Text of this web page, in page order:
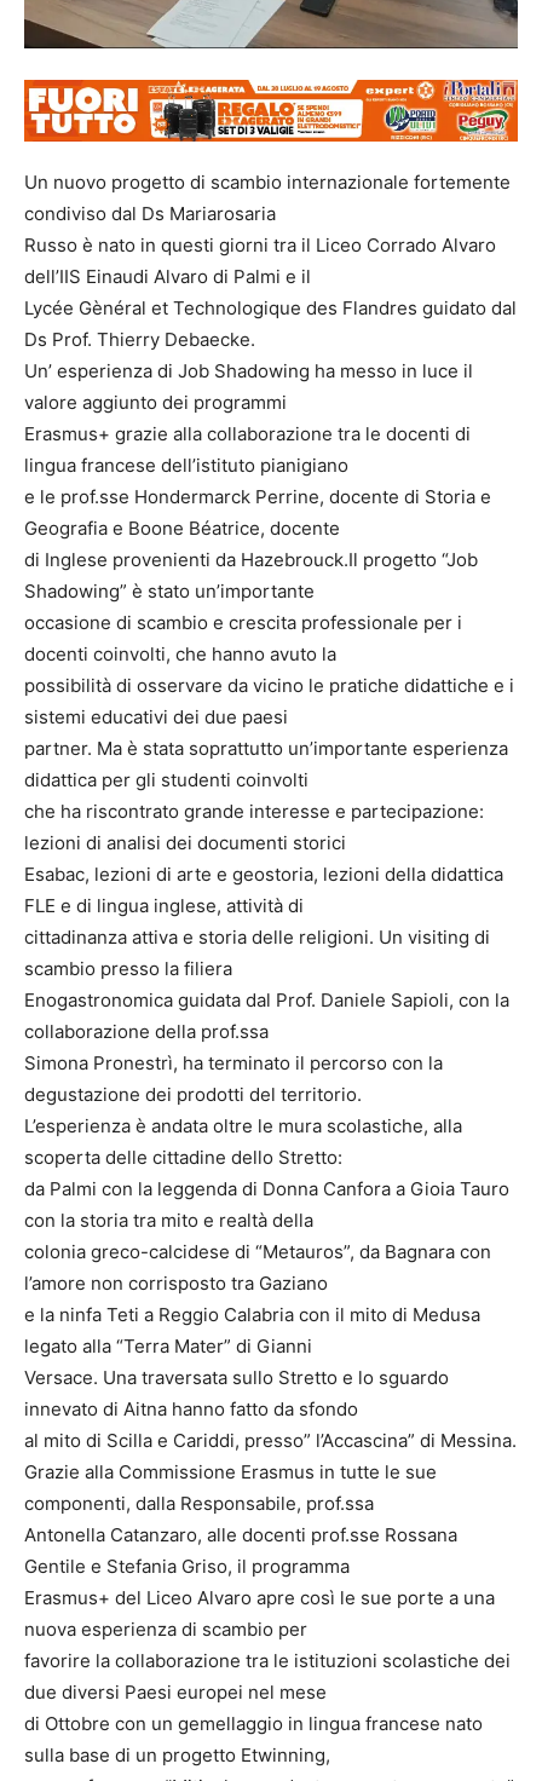
Un nuovo progetto di scambio internazionale fortemente
condiviso dal Ds Mariarosaria
Russo è nato in questi giorni tra il Liceo Corrado Alvaro
dell’IIS Einaudi Alvaro di Palmi e il
Lycée Gènéral et Technologique des Flandres guidato dal
Ds Prof. Thierry Debaecke.
Un’ esperienza di Job Shadowing ha messo in luce il
valore aggiunto dei programmi
Erasmus+ grazie alla collaborazione tra le docenti di
lingua francese dell’istituto pianigiano
e le prof.sse Hondermarck Perrine, docente di Storia e
Geografia e Boone Béatrice, docente
di Inglese provenienti da Hazebrouck.Il progetto “Job
Shadowing” è stato un’importante
occasione di scambio e crescita professionale per i
docenti coinvolti, che hanno avuto la
possibilità di osservare da vicino le pratiche didattiche e i
sistemi educativi dei due paesi
partner. Ma è stata soprattutto un’importante esperienza
didattica per gli studenti coinvolti
che ha riscontrato grande interesse e partecipazione:
lezioni di analisi dei documenti storici
Esabac, lezioni di arte e geostoria, lezioni della didattica
FLE e di lingua inglese, attività di
cittadinanza attiva e storia delle religioni. Un visiting di
scambio presso la filiera
Enogastronomica guidata dal Prof. Daniele Sapioli, con la
collaborazione della prof.ssa
Simona Pronestrì, ha terminato il percorso con la
degustazione dei prodotti del territorio.
L’esperienza è andata oltre le mura scolastiche, alla
scoperta delle cittadine dello Stretto:
da Palmi con la leggenda di Donna Canfora a Gioia Tauro
con la storia tra mito e realtà della
colonia greco-calcidese di “Metauros”, da Bagnara con
l’amore non corrisposto tra Gaziano
e la ninfa Teti a Reggio Calabria con il mito di Medusa
legato alla “Terra Mater” di Gianni
Versace. Una traversata sullo Stretto e lo sguardo
innevato di Aitna hanno fatto da sfondo
al mito di Scilla e Cariddi, presso” l’Accascina” di Messina.
Grazie alla Commissione Erasmus in tutte le sue
componenti, dalla Responsabile, prof.ssa
Antonella Catanzaro, alle docenti prof.sse Rossana
Gentile e Stefania Griso, il programma
Erasmus+ del Liceo Alvaro apre così le sue porte a una
nuova esperienza di scambio per
favorire la collaborazione tra le istituzioni scolastiche dei
due diversi Paesi europei nel mese
di Ottobre con un gemellaggio in lingua francese nato
sulla base di un progetto Etwinning,